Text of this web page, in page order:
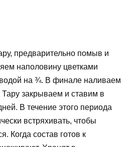
предварительно помыв и
наполовину цветками
на ¾. В финале наливаем
Тару закрываем и ставим в
В течение этого периода
встряхивать, чтобы
Когда состав готов к